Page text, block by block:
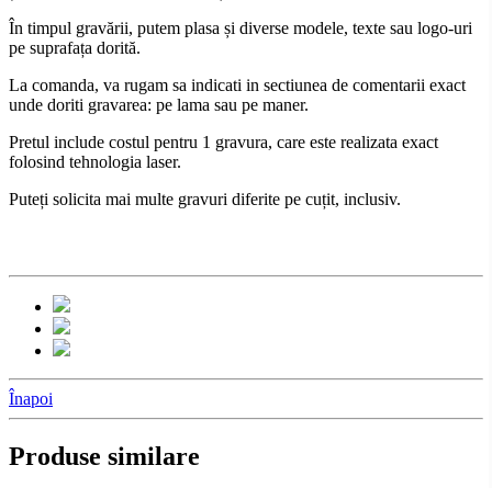
În timpul gravării, putem plasa și diverse modele, texte sau logo-uri
pe suprafața dorită.
La comanda, va rugam sa indicati in sectiunea de comentarii exact
unde doriti gravarea: pe lama sau pe maner.
Pretul include costul pentru 1 gravura, care este realizata exact
folosind tehnologia laser.
Puteți solicita mai multe gravuri diferite pe cuțit, inclusiv.
Înapoi
Produse similare